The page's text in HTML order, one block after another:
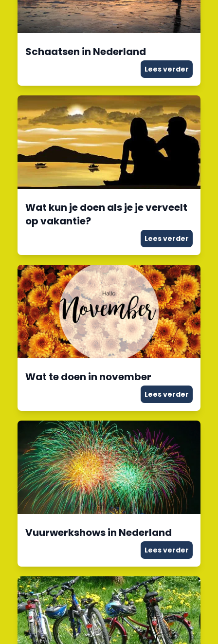
Schaatsen in Nederland
Lees verder
Wat kun je doen als je je verveelt
op vakantie?
Lees verder
Wat te doen in november
Lees verder
Vuurwerkshows in Nederland
Lees verder